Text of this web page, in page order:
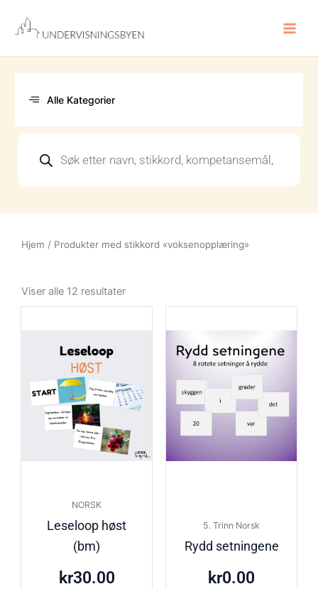
innholdet
Alle Kategorier
search
Hjem / Produkter med stikkord «voksenopplæring»
Viser alle 12 resultateretter
NORSK
Leseloop høst
(bm)
kr30.00
5. Trinn Norsk
Rydd setningene
kr0.00